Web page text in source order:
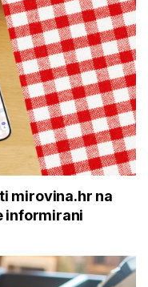
mirovina.hr na
informirani